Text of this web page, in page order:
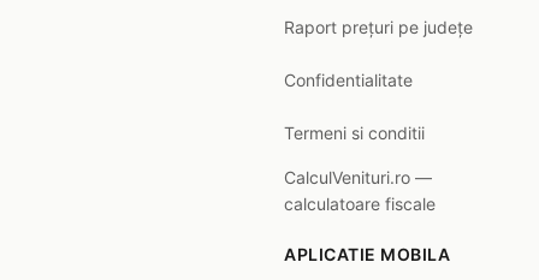
Raport prețuri pe județe
Confidentialitate
Termeni si conditii
CalculVenituri.ro —
calculatoare fiscale
APLICATIE MOBILA